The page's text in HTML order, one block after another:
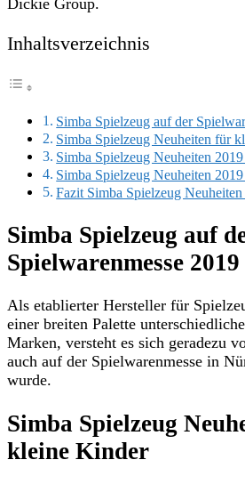
Dickie Group.
Inhaltsverzeichnis
Simba Spielzeug auf der
Simba Spielzeug Neuheiten für
Simba Spielzeug Neuheiten
Simba Spielzeug Neuheiten
Fazit Simba Spielzeug
Simba Spielzeug auf
Spielwarenmesse 2019
Als etablierter Hersteller für
einer breiten Palette
Marken, versteht es sich geradezu
auch auf der Spielwarenmesse in
wurde.
Simba Spielzeug
kleine Kinder